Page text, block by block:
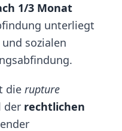
1/3 Monat
unterliegt
sozialen
die rupture
der rechtlichen